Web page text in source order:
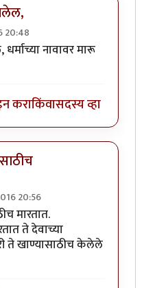
20:48
byआजानुकर्णनावावर मारू
कराकिंवासदस्य व्हा
20:56
ते चालेल,
मारतात.
ते देवाच्या
ते खाण्यासाठीच केलेले